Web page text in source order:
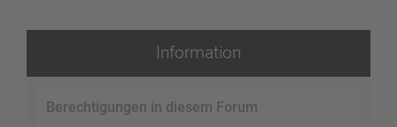
Information
Berechtigungen in diesem Forum